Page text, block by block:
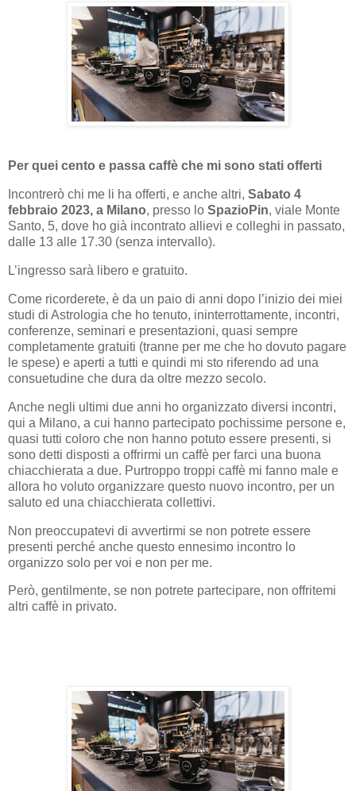
Per quei cento e passa caffè che mi sono stati offerti
Incontrerò chi me li ha offerti, e anche altri, Sabato 4
febbraio 2023, a Milano, presso lo SpazioPin, viale Monte
Santo, 5, dove ho già incontrato allievi e colleghi in passato,
dalle 13 alle 17.30 (senza intervallo).
L’ingresso sarà libero e gratuito.
Come ricorderete, è da un paio di anni dopo l’inizio dei miei
studi di Astrologia che ho tenuto, ininterrottamente, incontri,
conferenze, seminari e presentazioni, quasi sempre
completamente gratuiti (tranne per me che ho dovuto pagare
le spese) e aperti a tutti e quindi mi sto riferendo ad una
consuetudine che dura da oltre mezzo secolo.
Anche negli ultimi due anni ho organizzato diversi incontri,
qui a Milano, a cui hanno partecipato pochissime persone e,
quasi tutti coloro che non hanno potuto essere presenti, si
sono detti disposti a offrirmi un caffè per farci una buona
chiacchierata a due. Purtroppo troppi caffè mi fanno male e
allora ho voluto organizzare questo nuovo incontro, per un
saluto ed una chiacchierata collettivi.
Non preoccupatevi di avvertirmi se non potrete essere
presenti perché anche questo ennesimo incontro lo
organizzo solo per voi e non per me.
Però, gentilmente, se non potrete partecipare, non offritemi
altri caffè in privato.